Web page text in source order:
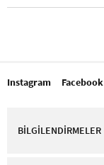
Instagram Facebook
BİLGİLENDİRMELER